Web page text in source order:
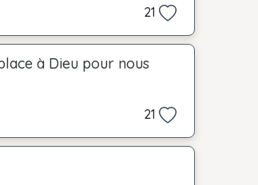
21
à Dieu pour nous
21